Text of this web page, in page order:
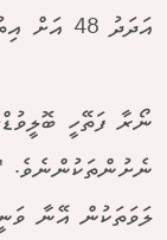
އަދަދު 48 އަށް އިތުރުކޮށްފައި ވުމެވެ.
ނޯރާ ފަތޭހީ
ނެށުންތަކުންނެވެ.
ލަވަތަކުން އޭނާ